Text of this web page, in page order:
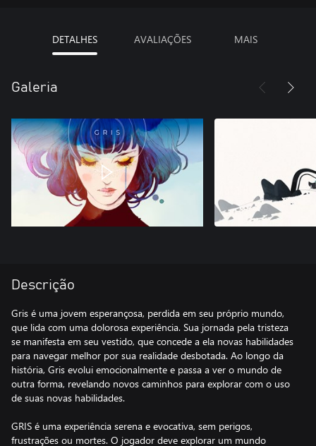
DETALHES AVALIAÇÕES MAIS
Galeria
Descrição
Gris é uma jovem esperançosa, perdida em seu próprio mundo,
que lida com uma dolorosa experiência. Sua jornada pela tristeza
se manifesta em seu vestido, que concede a ela novas habilidades
para navegar melhor por sua realidade desbotada. Ao longo da
história, Gris evolui emocionalmente e passa a ver o mundo de
outra forma, revelando novos caminhos para explorar com o uso
de suas novas habilidades.
GRIS é uma experiência serena e evocativa, sem perigos,
frustrações ou mortes. O jogador deve explorar um mundo